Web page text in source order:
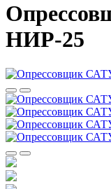
НИР-25